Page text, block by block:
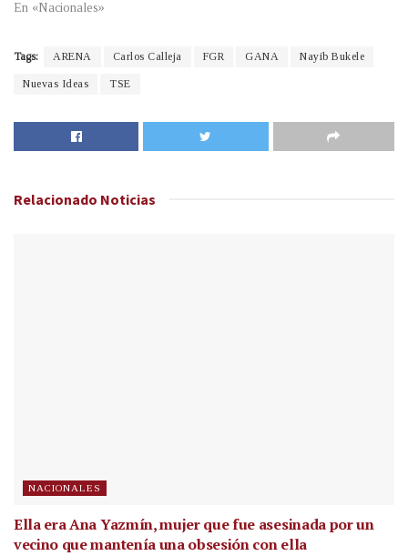
En «Nacionales»
Tags: ARENA Carlos Calleja FGR GANA Nayib Bukele
Nuevas Ideas TSE
Relacionado Noticias
NACIONALES
Ella era Ana Yazmín, mujer que fue asesinada por un
vecino que mantenía una obsesión con ella